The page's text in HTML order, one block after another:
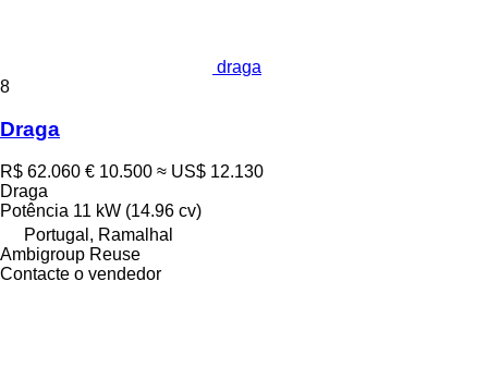
draga
8
Draga
R$ 62.060 € 10.500 ≈ US$ 12.130
Draga
Potência 11 kW (14.96 cv)
Portugal, Ramalhal
Ambigroup Reuse
Contacte o vendedor